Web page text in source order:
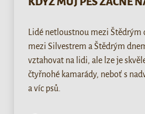
Lidé netloustnou mezi Štědrým
mezi Silvestrem a Štědrým
vztahovat na lidi, ale lze je
čtyřnohé kamarády, neboť s
a víc psů.